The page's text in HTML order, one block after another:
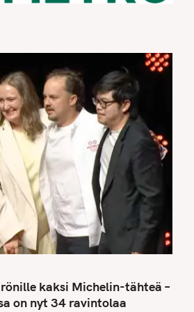
kaksi Michelin-tähteä –
on nyt 34 ravintolaa